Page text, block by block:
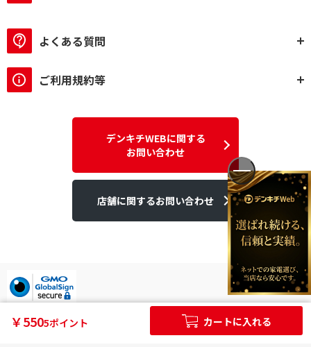
￥5505ポイント カートに入れる
よくある質問
ご利用規約等
デンキチWEBに関する
お問い合わせ
店舗に関するお問い合わせ
デンキチはGMOグローバルサイン発行のSSL電子証明書を使用して
います。
個人情報やご購入情報はSSL暗号化通信により保護されます。